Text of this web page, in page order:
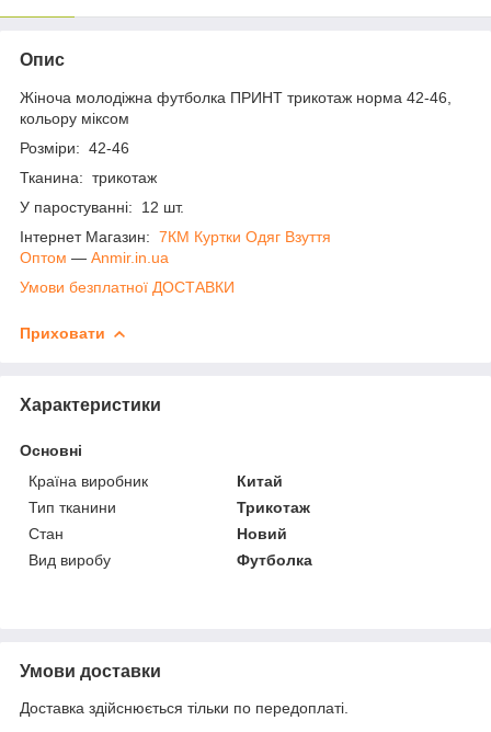
Опис
Жіноча молодіжна футболка ПРИНТ трикотаж норма 42-46,
кольору міксом
Розміри: 42-46
Тканина: трикотаж
У паростуванні: 12 шт.
Інтернет Магазин: 7КМ Куртки Одяг Взуття
Оптом ― Anmir.in.ua
Умови безплатної ДОСТАВКИ
Приховати
Характеристики
Основні
Країна виробник
Китай
Тип тканини
Трикотаж
Стан
Новий
Вид виробу
Футболка
Умови доставки
Доставка здійснюється тільки по передоплаті.